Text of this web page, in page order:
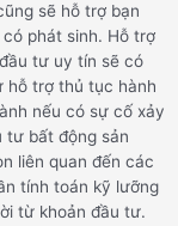
sẽ hỗ trợ bạn
phát sinh. Hỗ trợ
tư uy tín sẽ có
hỗ trợ thủ tục hành
nếu có sự cố xảy
tư bất động sản
liên quan đến các
tính toán kỹ lưỡng
từ khoản đầu tư.